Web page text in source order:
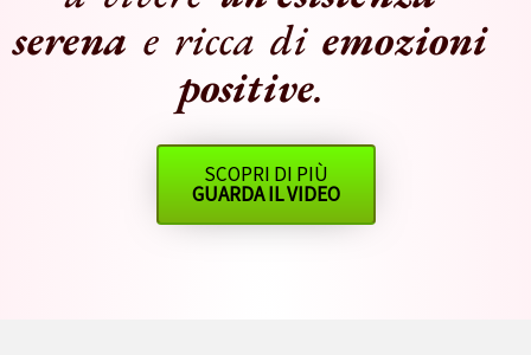
serena e ricca di emozioni
positive.
SCOPRI DI PIÙ
GUARDA IL VIDEO